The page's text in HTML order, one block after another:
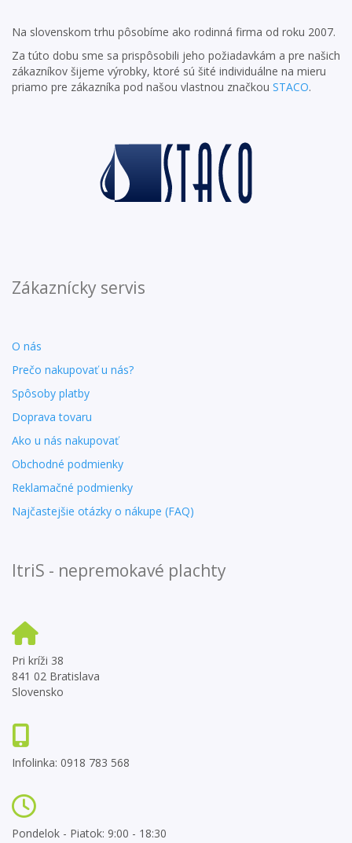
Na slovenskom trhu pôsobíme ako rodinná firma od roku 2007.
Za túto dobu sme sa prispôsobili jeho požiadavkám a pre našich
zákazníkov šijeme výrobky, ktoré sú šité individuálne na mieru
priamo pre zákazníka pod našou vlastnou značkou STACO.
Zákaznícky servis
O nás
Prečo nakupovať u nás?
Spôsoby platby
Doprava tovaru
Ako u nás nakupovať
Obchodné podmienky
Reklamačné podmienky
Najčastejšie otázky o nákupe (FAQ)
ItriS - nepremokavé plachty
Pri kríži 38
841 02 Bratislava
Slovensko
Infolinka: 0918 783 568
Pondelok - Piatok: 9:00 - 18:30